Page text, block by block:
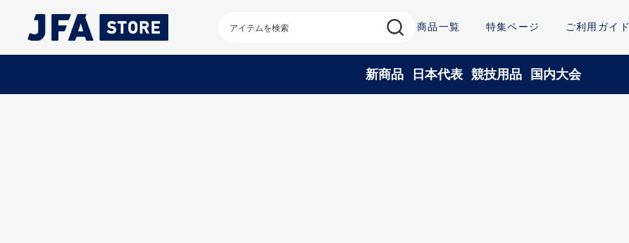
商品一覧 特集ページ ご利用ガイド
新商品 日本代表 競技用品 国内大会